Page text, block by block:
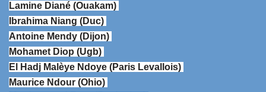
Lamine Diané (Ouakam)
Ibrahima Niang (Duc)
Antoine Mendy (Dijon)
Mohamet Diop (Ugb)
El Hadj Malèye Ndoye (Paris Levallois)
Maurice Ndour (Ohio)